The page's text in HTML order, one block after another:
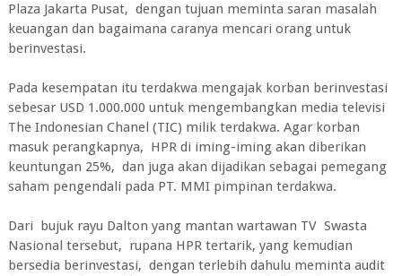
Plaza Jakarta Pusat, dengan tujuan meminta saran masalah
keuangan dan bagaimana caranya mencari orang untuk
berinvestasi.
Pada kesempatan itu terdakwa mengajak korban berinvestasi
sebesar USD 1.000.000 untuk mengembangkan media televisi
The Indonesian Chanel (TIC) milik terdakwa. Agar korban
masuk perangkapnya, HPR di iming-iming akan diberikan
keuntungan 25%, dan juga akan dijadikan sebagai pemegang
saham pengendali pada PT. MMI pimpinan terdakwa.
Dari bujuk rayu Dalton yang mantan wartawan TV Swasta
Nasional tersebut, rupana HPR tertarik, yang kemudian
bersedia berinvestasi, dengan terlebih dahulu meminta audit